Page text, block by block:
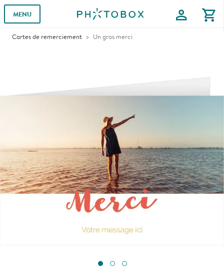
MENU profile shopping_cart
Cartes de remerciement Un gros merci